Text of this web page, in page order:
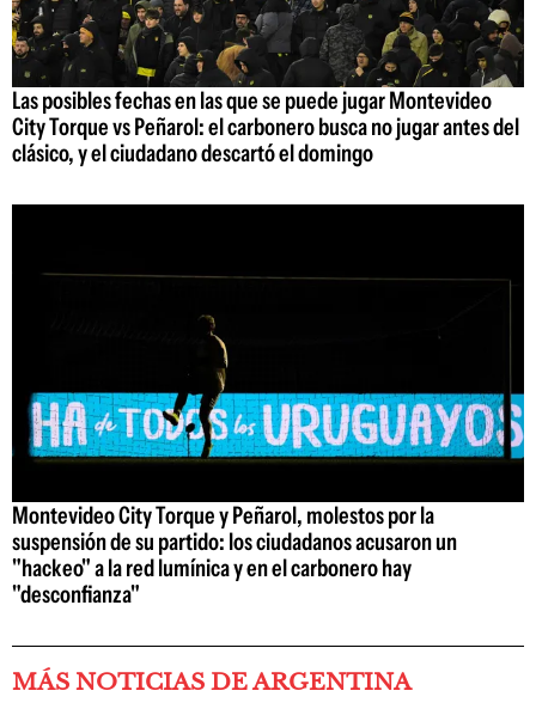
Las posibles fechas en las que se puede jugar Montevideo
City Torque vs Peñarol: el carbonero busca no jugar antes del
clásico, y el ciudadano descartó el domingo
Montevideo City Torque y Peñarol, molestos por la
suspensión de su partido: los ciudadanos acusaron un
"hackeo" a la red lumínica y en el carbonero hay
"desconfianza"
MÁS NOTICIAS DE ARGENTINA